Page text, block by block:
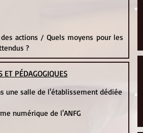
actions / Quels moyens pour les
?
ET PÉDAGOGIQUES
une salle de l'établissement dédiée
numérique de l'ANFG